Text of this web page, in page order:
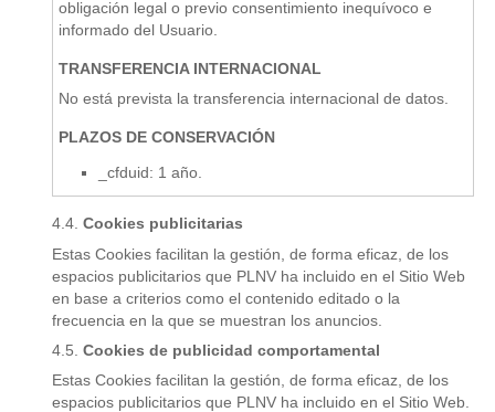
obligación legal o previo consentimiento inequívoco e
informado del Usuario.
TRANSFERENCIA INTERNACIONAL
No está prevista la transferencia internacional de datos.
PLAZOS DE CONSERVACIÓN
_cfduid: 1 año.
Cookies publicitarias
Estas Cookies facilitan la gestión, de forma eficaz, de los
espacios publicitarios que PLNV ha incluido en el Sitio Web
en base a criterios como el contenido editado o la
frecuencia en la que se muestran los anuncios.
Cookies de publicidad comportamental
Estas Cookies facilitan la gestión, de forma eficaz, de los
espacios publicitarios que PLNV ha incluido en el Sitio Web.